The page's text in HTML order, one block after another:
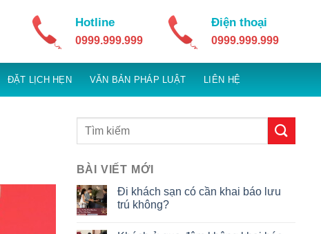
Hotline
0999.999.999
Điện thoại
0999.999.999
ĐẶT LỊCH HẸN VĂN BẢN PHÁP LUẬT LIÊN HỆ
BÀI VIẾT MỚI
Đi khách sạn có cần khai báo lưu
trú không?